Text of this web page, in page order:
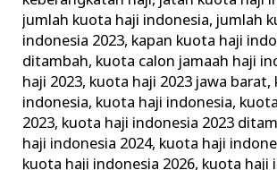
jumlah kuota haji indonesia, jumlah
indonesia 2023, kapan kuota haji
ditambah, kuota calon jamaah haji
haji 2023, kuota haji 2023 jawa barat,
indonesia, kuota haji indonesia,
2023, kuota haji indonesia 2023
haji indonesia 2024, kuota haji
kuota haji indonesia 2026, kuota haji